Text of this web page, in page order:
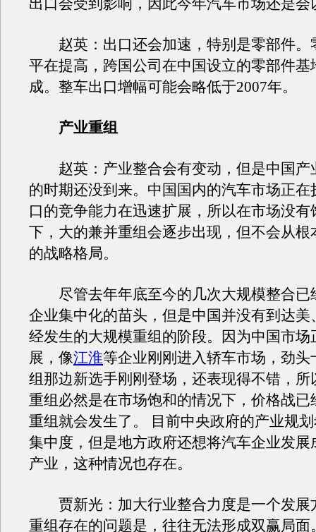
出口会受到影响，因此今年汽车市场还是会
赵英：出口还会加速，特别是零部件。
平在提高，跨国公司在中国设立的零部件基
成。整车出口增幅可能会略低于2007年。
产业重组
赵英：产业整合会有变动，但是中国产
的时期还没到来。中国国内的汽车市场正在
口的竞争能力在迅速扩展，所以在市场没有
下，大的兼并重组会逐步出现，但不会从根
的战略格局。
尽管去年年底至今的几次大规模整合已
企业集中化的苗头，但是中国并没有到达美
经发生的大规模重组的阶段。因为中国市场
展，像江淮等企业刚刚进入轿车市场，劲头
组那边新选手刚刚登场，还表现得不错，所
重组必然是在市场饱和的情况下，价格战已
重组就会发生了。 目前中央政府的产业规
集中度，但是地方政府还想将汽车企业发展
产业，这种情况也存在。
贾新光：加大行业整合力度是一个发展
重组存在的问题是，往往无法形成双赢局面